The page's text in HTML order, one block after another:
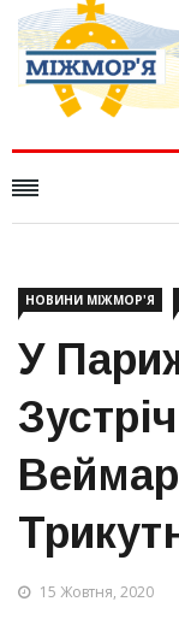
НОВИНИ МІЖМОР'Я
У
15 Жовтня, 2020